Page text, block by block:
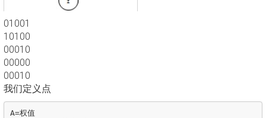
01 001
1 01 00
0001 0
00000
0001 0
我们定义点
A=权值